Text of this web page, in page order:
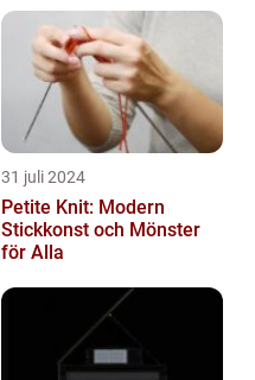
31 juli 2024
Petite Knit: Modern
Stickkonst och Mönster
för Alla